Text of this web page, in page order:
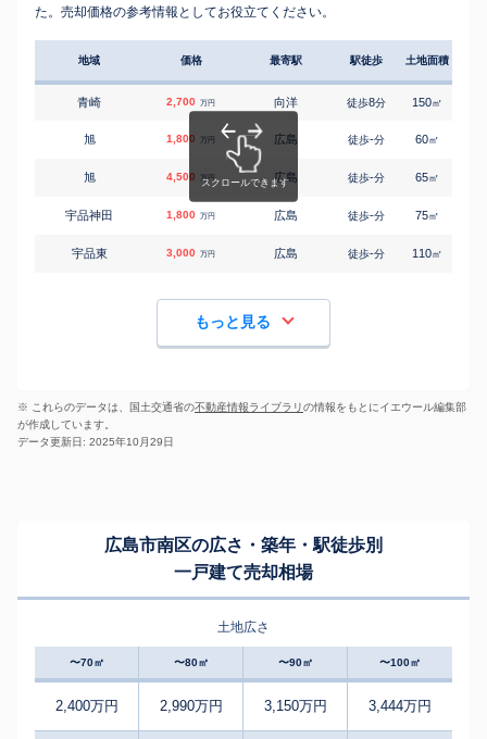
た。売却価格の参考情報としてお役立てください。
地域 価格 最寄駅 駅徒歩 土地面積
青崎 2,700 万円 向洋 徒歩8分 150㎡
旭 1,800 万円 広島 徒歩-分 60㎡
旭 4,500 万円 広島 徒歩-分 65㎡
宇品神田 1,800 万円 広島 徒歩-分 75㎡
宇品東 3,000 万円 広島 徒歩-分 110㎡
もっと見る
※ これらのデータは、国土交通省の不動産情報ライブラリの情報をもとにイエウール編集部
が作成しています。
データ更新日: 2025年10月29日
広島市南区の広さ・築年・駅徒歩別
一戸建て売却相場
土地広さ
〜70㎡ 〜80㎡ 〜90㎡ 〜100㎡
2,400万円 2,990万円 3,150万円 3,444万円